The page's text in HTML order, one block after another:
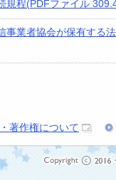
規程(PDFファイル
事業者協会が保有する
著作権について